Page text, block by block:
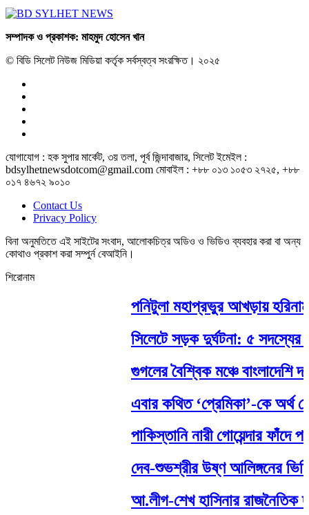
সম্পাদক ও প্রকাশক: মাহমুদ হোসেন খান
© বিডি সিলেট নিউজ মিডিয়া কর্তৃক সর্বস্বত্ব সংরক্ষিত। ২০২৫
যোগাযোগ : হক সুপার মার্কেট, ৩য় তলা, পূর্ব জিন্দাবাজার, সিলেট ইমেইল :
bdsylhetnewsdotcom@gmail.com মোবাইল : +৮৮ ০১৩ ১০৫৩ ২৭২৫, +৮৮
০১৭ ৪৬৭২ ৯০১০
Contact Us
Privacy Policy
বিনা অনুমতিতে এই সাইটের সংবাদ, আলোকচিত্র অডিও ও ভিডিও ব্যবহার করা বা অন্য
কোথাও প্রকাশ করা সম্পুর্ন বেআইনি।
শিরোনাম
পনিটুলা মহাপ্রভুর আখড়ায়
সিলেটে সড়ক দুর্ঘটনা: ৫ সদস্যের
গুগলের বৈশ্বিক মঞ্চে বাংলাদেশি
এবার কথিত ‘প্রেমিকা’-কে অর্থ
পাকিস্তানি নারী গোয়েন্দার ফাঁদে
দেব-শুভশ্রীর উষ্ণ আলিঙ্গনের
আ.লীগ-শেখ হাসিনার রাজনৈতিক